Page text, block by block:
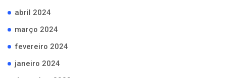
abril 2024
março 2024
fevereiro 2024
janeiro 2024